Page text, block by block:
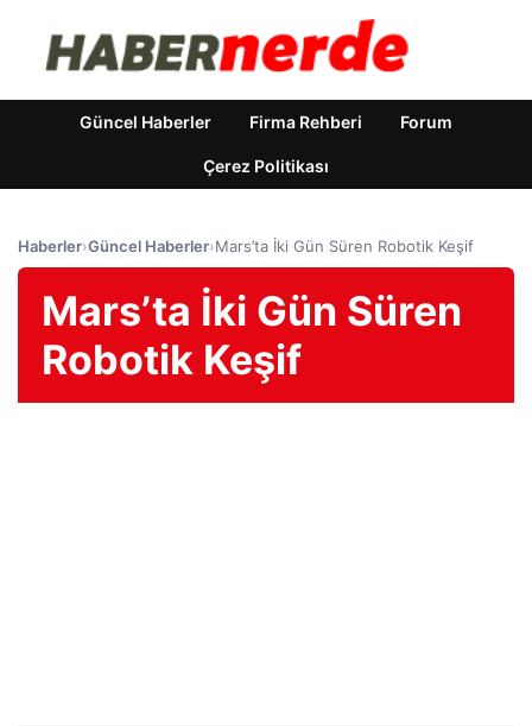
Güncel Haberler Firma Rehberi Forum
Çerez Politikası
Haberler›Güncel Haberler›Mars’ta İki Gün Süren Robotik Keşif
Mars’ta İki Gün Süren
Robotik Keşif